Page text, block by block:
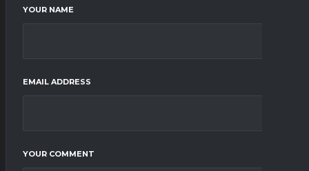
YOUR NAME
EMAIL ADDRESS
YOUR COMMENT